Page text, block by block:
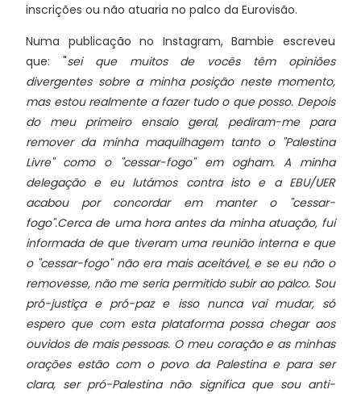
inscrições ou não atuaria no palco da Eurovisão.
Numa publicação no Instagram, Bambie escreveu
que: "sei que muitos de vocês têm opiniões
divergentes sobre a minha posição neste momento,
mas estou realmente a fazer tudo o que posso. Depois
do meu primeiro ensaio geral, pediram-me para
remover da minha maquilhagem tanto o "Palestina
Livre" como o "cessar-fogo" em ogham. A minha
delegação e eu lutámos contra isto e a EBU/UER
acabou por concordar em manter o "cessar-
fogo".Cerca de uma hora antes da minha atuação, fui
informada de que tiveram uma reunião interna e que
o "cessar-fogo" não era mais aceitável, e se eu não o
removesse, não me seria permitido subir ao palco. Sou
pró-justiça e pró-paz e isso nunca vai mudar, só
espero que com esta plataforma possa chegar aos
ouvidos de mais pessoas. O meu coração e as minhas
orações estão com o povo da Palestina e para ser
clara, ser pró-Palestina não significa que sou anti-